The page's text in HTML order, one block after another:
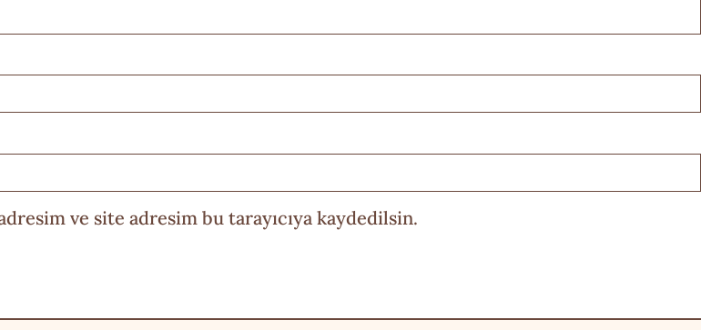
ve site adresim bu tarayıcıya kaydedilsin.